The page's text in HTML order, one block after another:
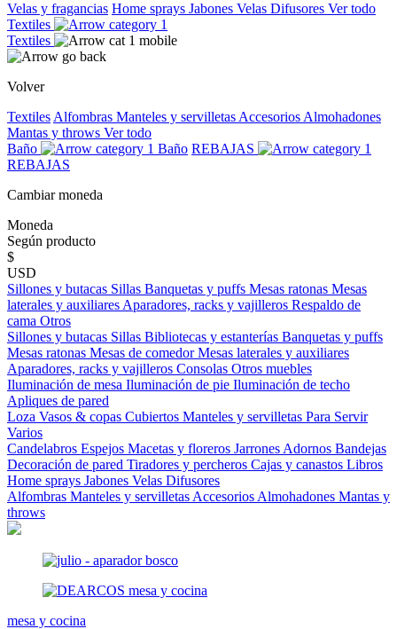
Velas y fragancias Home sprays Jabones Velas Difusores Ver todo
Textiles
Textiles
Volver
Textiles Alfombras Manteles y servilletas Accesorios Almohadones
Mantas y throws Ver todo
Baño
Baño REBAJAS
REBAJAS
Cambiar moneda
Moneda
Según producto
$
USD
Sillones y butacas Sillas Banquetas y puffs Mesas ratonas Mesas
laterales y auxiliares Aparadores, racks y vajilleros Respaldo de
cama Otros
Sillones y butacas Sillas Bibliotecas y estanterías Banquetas y puffs
Mesas ratonas Mesas de comedorMesas laterales y auxiliares
Aparadores, racks y vajilleros Consolas Otros muebles
Iluminación de mesa Iluminación de pie Iluminación de techo
Apliques de pared
Loza Vasos & copas Cubiertos Manteles y servilletas Para Servir
Varios
Candelabros Espejos Macetas y floreros Jarrones Adornos Bandejas
Decoración de pared Tiradores y percheros Cajas y canastos Libros
Home sprays Jabones Velas Difusores
Alfombras Manteles y servilletas Accesorios Almohadones Mantas y
throws
mesa y cocina